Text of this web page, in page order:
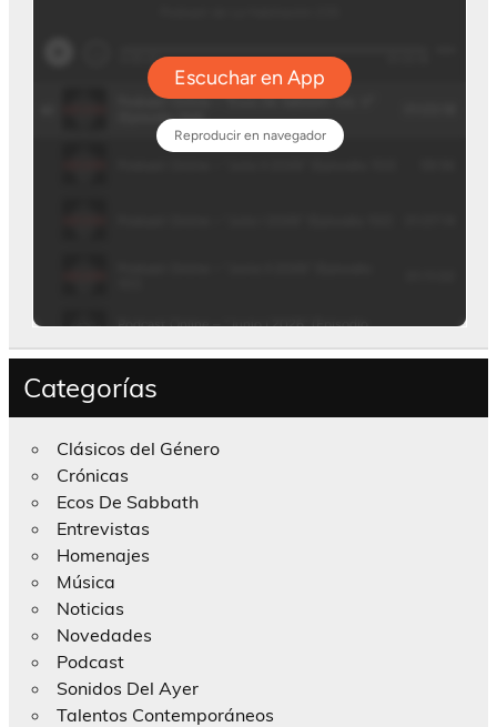
Categorías
Clásicos del Género
Crónicas
Ecos De Sabbath
Entrevistas
Homenajes
Música
Noticias
Novedades
Podcast
Sonidos Del Ayer
Talentos Contemporáneos